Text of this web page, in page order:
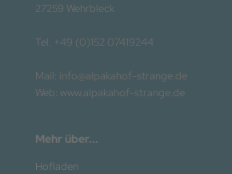
27259 Wehrbleck
Tel. +49 (0)152 07419244
Mail: info@alpakahof-strange.de
Web: www.alpakahof-strange.de
Mehr über...
Hofladen